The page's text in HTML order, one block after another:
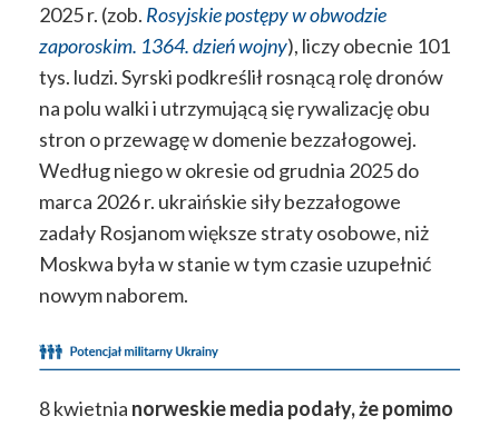
2025 r. (zob. Rosyjskie postępy w obwodzie
zaporoskim. 1364. dzień wojny), liczy obecnie 101
tys. ludzi. Syrski podkreślił rosnącą rolę dronów
na polu walki i utrzymującą się rywalizację obu
stron o przewagę w domenie bezzałogowej.
Według niego w okresie od grudnia 2025 do
marca 2026 r. ukraińskie siły bezzałogowe
zadały Rosjanom większe straty osobowe, niż
Moskwa była w stanie w tym czasie uzupełnić
nowym naborem.
8 kwietnia norweskie media podały, że pomimo